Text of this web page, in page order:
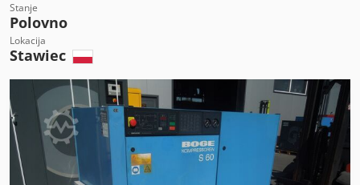
Stanje
Polovno
Lokacija
Stawiec